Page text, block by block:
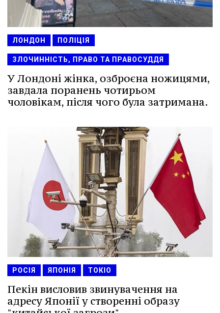
ЛОНДОН ПОЛІЦІЯ
ЗЛОЧИННІСТЬ, ПРАВО ТА ПРАВОСУДДЯ
У Лондоні жінка, озброєна ножицями,
завдала поранень чотирьом
чоловікам, після чого була затримана.
РОСІЯ ЯПОНІЯ ТОКІО
Пекін висловив звинувачення на
адресу Японії у створенні образу